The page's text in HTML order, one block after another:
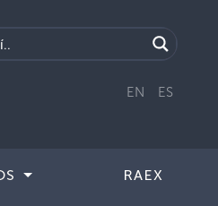
EN ES
RAEX